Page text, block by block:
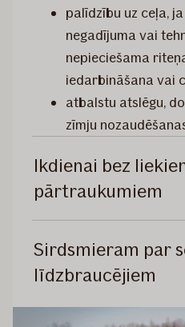
palīdzību uz ceļa,
negadījuma vai
nepieciešama
iedarbināšana vai
atbalstu atslēgu,
zīmju
Ikdienai bez
pārtraukumiem
Sirdsmieram par
līdzbraucējiem